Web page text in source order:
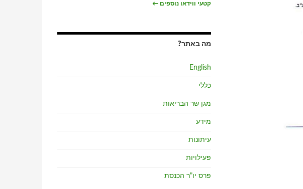
קטעי ווידאו נוספים ←
מה באתר?
English
כללי
מגן שר הבריאות
מידע
עיתונות
פעילויות
פרס יו"ר הכנסת